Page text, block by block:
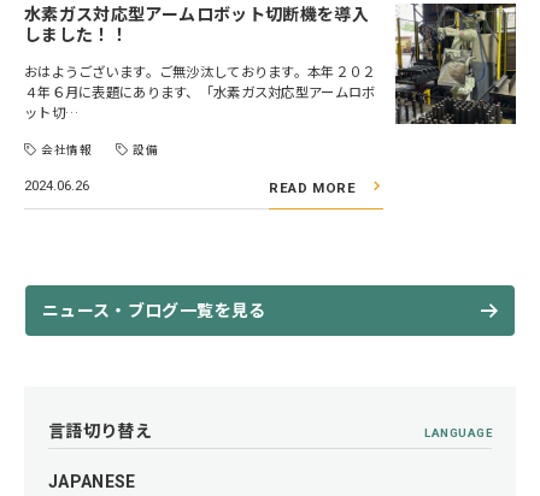
水素ガス対応型アームロボット切断機を導入
しました！！
おはようございます。ご無沙汰しております。本年２０２
４年６月に表題にあります、「水素ガス対応型アームロボ
ット切…
会社情報 設備
2024.06.26 READ MORE
ニュース・ブログ一覧を見る
言語切り替え LANGUAGE
JAPANESE